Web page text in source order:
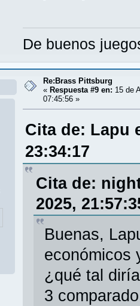
De buenos
Re:Brass Pittsburg
« Respuesta #9 en: 15 de
07:45:56 »
Cita de: Lapu
23:34:17
Cita de:
2025,
Buenas,
económicos
¿qué tal
3